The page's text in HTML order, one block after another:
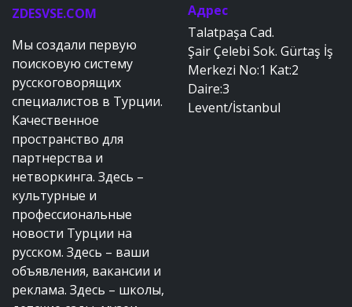
ZDESVSE.COM
Мы создали первую
поисковую систему
русскоговорящих
специалистов в Турции.
Качественное
пространство для
партнерства и
нетворкинга. Здесь –
культурные и
профессиональные
новости Турции на
русском. Здесь – ваши
объявления, вакансии и
реклама. Здесь – школы,
Адрес
Talatpaşa Cad.
Şair Çelebi Sok. Gürtaş İş
Merkezi No:1 Kat:2
Daire:3
Levent/İstanbul